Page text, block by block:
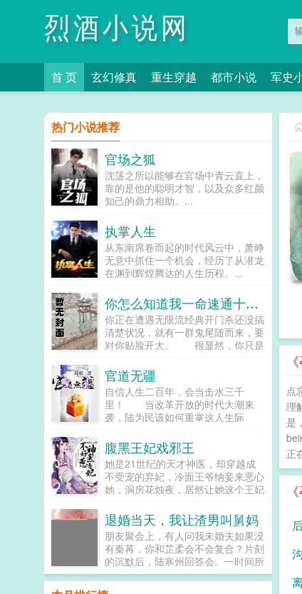
烈酒小说网
首 页 玄幻修真 重生穿越 都市小说 军史
点
理
是
正
热门小说推荐
官场之狐
沈荡之所以能够在官场中青云直上，
靠的是他的聪明才智，以及众多红颜
知己的鼎力相助。...
执掌人生
从东南席卷而起的时代风云中，萧峥
无意中抓住一个机会，经历了从潜龙
在渊到辉煌腾达的人生历程。...
你怎么知道我一命速通十二鬼月最高难度
你正在遭遇无限流经典开门杀还没搞
清楚状况，就有一群鬼尾随而来，要
对你贴脸开大。 很显然，你只是
那个一看就是团队武力值担当的男人
下水。 好消息成功了。 坏消
息他也是鬼。 好好消息至少不是
童磨。 坏坏坏消息你没有语言压
缩包。 好好好好消息他好歹能听
上弦之一手里活下去？ 你认真思
考一秒钟，果断投了！ 就算不会
说日语，也要蹦蹦跳跳比比划划把蓝
色彼岸花的位置出卖给他！抱他大
人类的小事，简直跟呼吸一样简
单 你顺利通关天崩开
局。 成功进入第二阶段纯爱日
常。 成功进入第三阶段君夺臣
妻。 成功进入第四阶段情天恨
海。 成功进入第五阶段万事皆
休。 大家死的死死的死
官道无疆
自信人生二百年，会当击水三千
里！ 当改革开放的时代大潮来
袭，陆为民该如何重掌这人生际
的崛起，诡谲起伏的人生，沉浮跌宕
的官场，一步一个脚印，抓住每一个
机会，大道无形，行者无疆，漫漫官
道，唯有胸怀天地，志存高远，方能
直抵彼岸。 官场经典之作。...
腹黑王妃戏邪王
她是21世纪的天才神医，却穿越成
不受宠的弃妃，冷面王爷纳妾来恶心
她，洞房花烛夜，居然让她这个王妃
着几面旗子，对着床头摇旗呐...
退婚当天，我让渣男叫舅妈
朋友聚会上，有人问我未婚夫如果没
有秦苒，你和芷柔会不会复合？片刻
的沉默后，陆寒州回答会。一时间所
有人的目光都落在我身上，他们以为
我会吃醋闹腾，却不想我带头鼓掌，